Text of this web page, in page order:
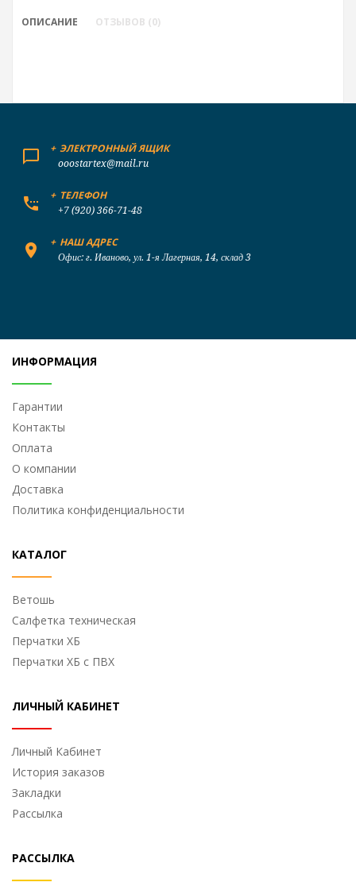
ОПИСАНИЕ ОТЗЫВОВ (0)
+ ЭЛЕКТРОННЫЙ ЯЩИК
ooostartex@mail.ru
+ ТЕЛЕФОН
+7 (920) 366-71-48
+ НАШ АДРЕС
Офис: г. Иваново, ул. 1-я Лагерная, 14, склад 3
ИНФОРМАЦИЯ
Гарантии
Контакты
Оплата
О компании
Доставка
Политика конфиденциальности
КАТАЛОГ
Ветошь
Cалфетка техническая
Перчатки ХБ
Перчатки ХБ с ПВХ
ЛИЧНЫЙ КАБИНЕТ
Личный Кабинет
История заказов
Закладки
Рассылка
РАССЫЛКА